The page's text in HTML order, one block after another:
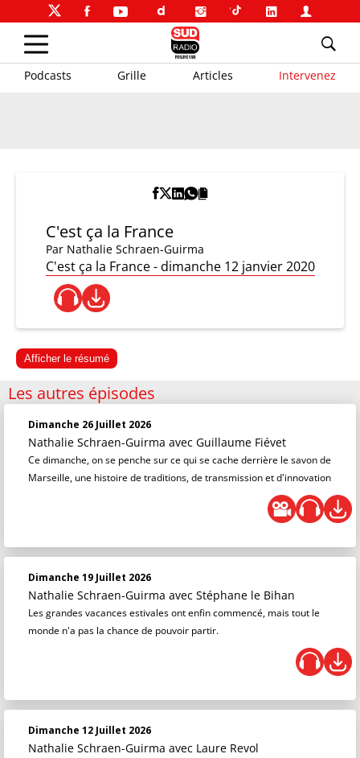
Podcasts Grille Articles Intervenez
C'est ça la France
Par Nathalie Schraen-Guirma
C'est ça la France - dimanche 12 janvier 2020
Afficher le résumé
Les autres épisodes
Dimanche 26 Juillet 2026
Nathalie Schraen-Guirma avec Guillaume Fiévet
Ce dimanche, on se penche sur ce qui se cache derrière le savon de
Marseille, une histoire de traditions, de transmission et d'innovation
Dimanche 19 Juillet 2026
Nathalie Schraen-Guirma avec Stéphane le Bihan
Les grandes vacances estivales ont enfin commencé, mais tout le
monde n'a pas la chance de pouvoir partir.
Dimanche 12 Juillet 2026
Nathalie Schraen-Guirma avec Laure Revol